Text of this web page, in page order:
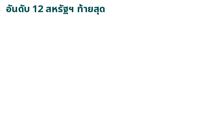
อันดับ 12 สหรัฐฯ ท้ายสุด